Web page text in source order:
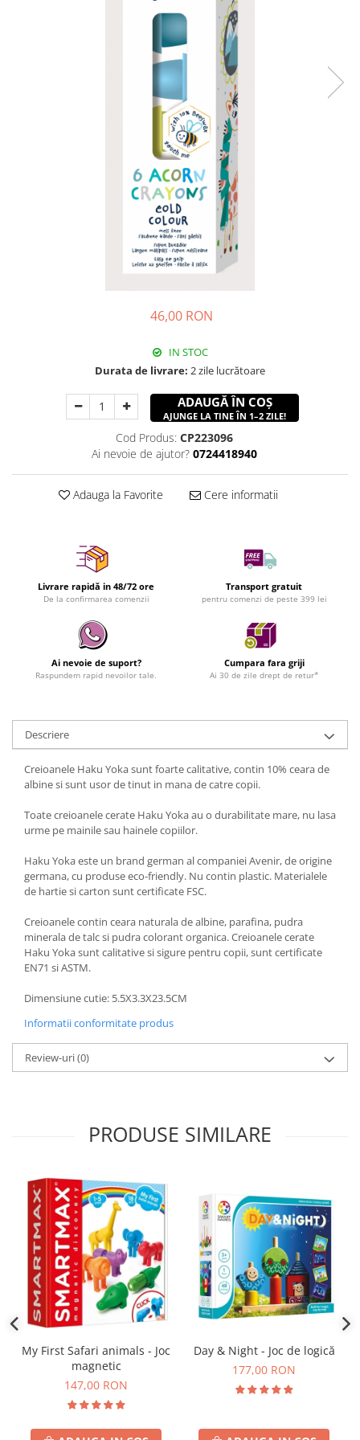
46,00 RON
IN STOC
Durata de livrare: 2 zile lucrătoare
ADAUGĂ ÎN COȘ
AJUNGE LA TINE ÎN 1–2 ZILE!
Cod Produs: CP223096
Ai nevoie de ajutor? 0724418940
Adauga la Favorite Cere informatii
Livrare rapidă in 48/72 ore
De la confirmarea comenzii
Transport gratuit
pentru comenzi de peste 399 lei
Ai nevoie de suport?
Raspundem rapid nevoilor tale.
Cumpara fara griji
Ai 30 de zile drept de retur*
Descriere
Creioanele Haku Yoka sunt foarte calitative, contin 10% ceara de
albine si sunt usor de tinut in mana de catre copii.
Toate creioanele cerate Haku Yoka au o durabilitate mare, nu lasa
urme pe mainile sau hainele copiilor.
Haku Yoka este un brand german al companiei Avenir, de origine
germana, cu produse eco-friendly. Nu contin plastic. Materialele
de hartie si carton sunt certificate FSC.
Creioanele contin ceara naturala de albine, parafina, pudra
minerala de talc si pudra colorant organica. Creioanele cerate
Haku Yoka sunt calitative si sigure pentru copii, sunt certificate
EN71 si ASTM.
Dimensiune cutie: 5.5X3.3X23.5CM
Informatii conformitate produs
Review-uri(0)
PRODUSE SIMILARE
My First Safari animals - Joc
magnetic
147,00 RON
Day & Night - Joc de logică
177,00 RON